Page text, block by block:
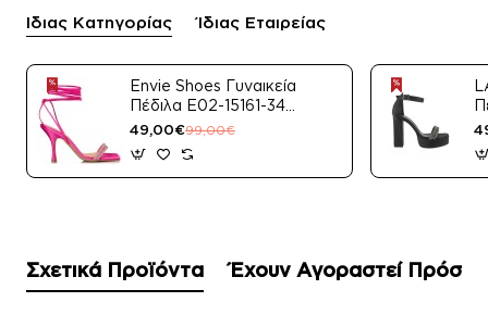
Ίδιας Κατηγορίας Ίδιας Εταιρείας
Envie Shoes Γυναικεία
Πέδιλα E02-15161-34
Μαύρο Satin
49,00€99,00€
Σχετικά Προϊόντα Έχουν Αγοραστεί